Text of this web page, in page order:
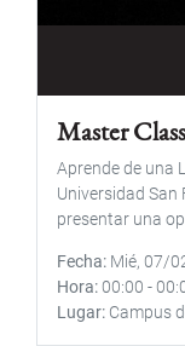
Master
Aprende de una
Universidad San
presentar una
Fecha Mié, 07/
Hora 00:00 -
Lugar Campus